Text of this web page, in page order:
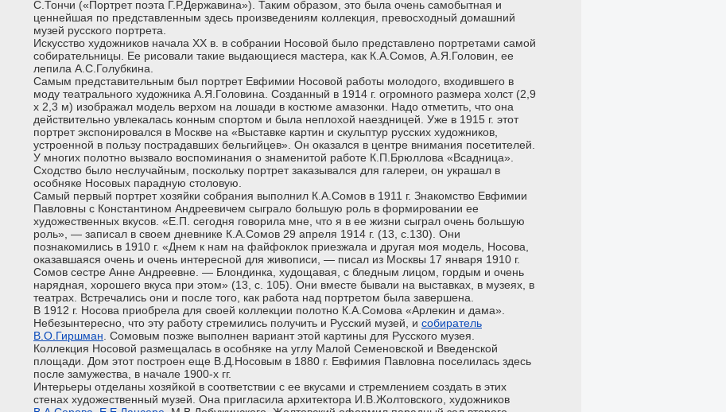
С.Тончи («Портрет поэта Г.Р.Державина»). Таким образом, это была очень самобытная и
ценнейшая по представленным здесь произведениям коллекция, превосходный домашний
музей русского портрета.
Искусство художников начала XX в. в собрании Носовой было представлено портретами самой
собирательницы. Ее рисовали такие выдающиеся мастера, как К.А.Сомов, А.Я.Головин, ее
лепила А.С.Голубкина.
Самым представительным был портрет Евфимии Носовой работы молодого, входившего в
моду театрального художника А.Я.Головина. Созданный в 1914 г. огромного размера холст (2,9
х 2,3 м) изображал модель верхом на лошади в костюме амазонки. Надо отметить, что она
действительно увлекалась конным спортом и была неплохой наездницей. Уже в 1915 г. этот
портрет экспонировался в Москве на «Выставке картин и скульптур русских художников,
устроенной в пользу пострадавших бельгийцев». Он оказался в центре внимания посетителей.
У многих полотно вызвало воспоминания о знаменитой работе К.П.Брюллова «Всадница».
Сходство было неслучайным, поскольку портрет заказывался для галереи, он украшал в
особняке Носовых парадную столовую.
Самый первый портрет хозяйки собрания выполнил К.А.Сомов в 1911 г. Знакомство Евфимии
Павловны с Константином Андреевичем сыграло большую роль в формировании ее
художественных вкусов. «Е.П. сегодня говорила мне, что я в ее жизни сыграл очень большую
роль», — записал в своем дневнике К.А.Сомов 29 апреля 1914 г. (13, с.130). Они
познакомились в 1910 г. «Днем к нам на файфоклок приезжала и другая моя модель, Носова,
оказавшаяся очень и очень интересной для живописи, — писал из Москвы 17 января 1910 г.
Сомов сестре Анне Андреевне. — Блондинка, худощавая, с бледным лицом, гордым и очень
нарядная, хорошего вкуса при этом» (13, с. 105). Они вместе бывали на выставках, в музеях, в
театрах. Встречались они и после того, как работа над портретом была завершена.
В 1912 г. Носова приобрела для своей коллекции полотно К.А.Сомова «Арлекин и дама».
Небезынтересно, что эту работу стремились получить и Русский музей, и собиратель
В.О.Гиршман . Сомовым позже выполнен вариант этой картины для Русского музея.
Коллекция Носовой размещалась в особняке на углу Малой Семеновской и Введенской
площади. Дом этот построен еще В.Д.Носовым в 1880 г. Евфимия Павловна поселилась здесь
после замужества, в начале 1900-х гг.
Интерьеры отделаны хозяйкой в соответствии с ее вкусами и стремлением создать в этих
стенах художественный музей. Она пригласила архитектора И.В.Жолтовского, художников